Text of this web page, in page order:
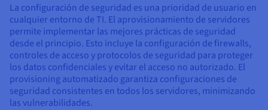
La configuración de seguridad es una prioridad de usuario en
cualquier entorno de TI. El aprovisionamiento de servidores
permite implementar las mejores prácticas de seguridad
desde el principio. Esto incluye la configuración de firewalls,
controles de acceso y protocolos de seguridad para proteger
los datos confidenciales y evitar el acceso no autorizado. El
provisioning automatizado garantiza configuraciones de
seguridad consistentes en todos los servidores, minimizando
las vulnerabilidades.